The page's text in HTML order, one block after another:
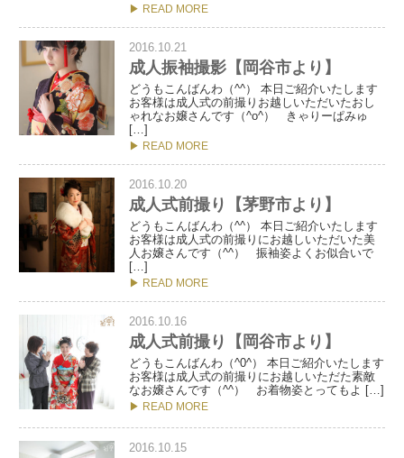
▶ READ MORE
2016.10.21
成人振袖撮影【岡谷市より】
どうもこんばんわ（^^） 本日ご紹介いたします
お客様は成人式の前撮りお越しいただいたおし
ゃれなお嬢さんです（^o^） きゃりーぱみゅ
[…]
▶ READ MORE
2016.10.20
成人式前撮り【茅野市より】
どうもこんばんわ（^^） 本日ご紹介いたします
お客様は成人式の前撮りにお越しいただいた美
人お嬢さんです（^^） 振袖姿よくお似合いで
[…]
▶ READ MORE
2016.10.16
成人式前撮り【岡谷市より】
どうもこんばんわ（^0^） 本日ご紹介いたします
お客様は成人式の前撮りにお越しいただた素敵
なお嬢さんです（^^） お着物姿とってもよ […]
▶ READ MORE
2016.10.15